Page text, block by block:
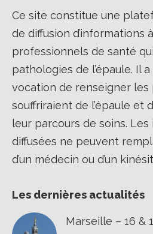
Ce site constitue une
de diffusion d’informations
professionnels de santé
pathologies de l’épaule. Il
vocation de renseigner les
souffriraient de l’épaule et
leur parcours de soins.
diffusées ne peuvent
d’un médecin ou d’un
Les dernières actualités
Marseille – 16 &